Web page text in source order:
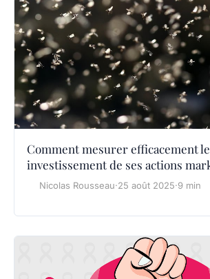
Comment mesurer efficacement
investissement de ses actions
Nicolas Rousseau·25 août 2025·9 min